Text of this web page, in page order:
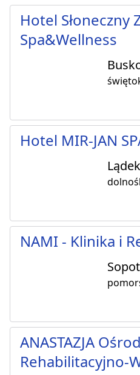
Hotel Słoneczny
Spa&Wellness
Hotel MIR-JAN
NAMI - Klinika i
Sopot
ANASTAZJA
Rehabilitacyjno-